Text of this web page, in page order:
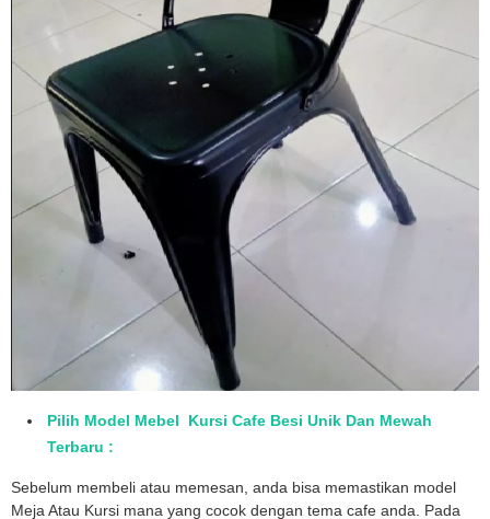
Pilih Model Mebel Kursi Cafe Besi Unik Dan Mewah
Terbaru :
Sebelum membeli atau memesan, anda bisa memastikan model
Meja Atau Kursi mana yang cocok dengan tema cafe anda. Pada